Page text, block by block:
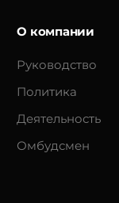
О компании
Руководство
Политика
Деятельность
Омбудсмен